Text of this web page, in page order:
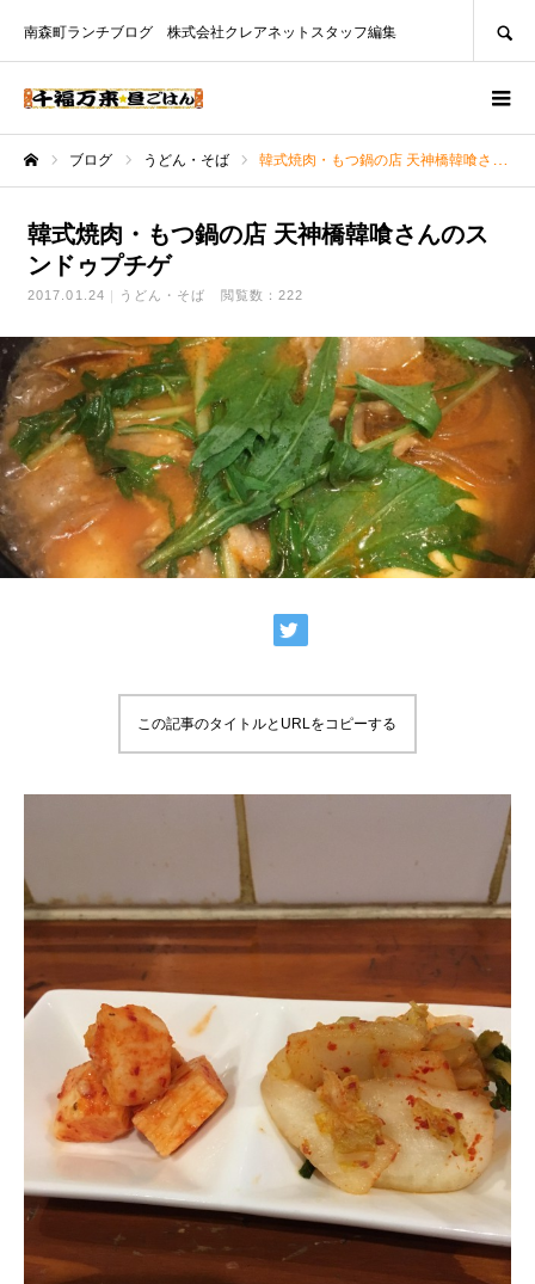
南森町ランチブログ 株式会社クレアネットスタッフ編集
ブログ うどん・そば 韓式焼肉・もつ鍋の店 天神橋韓喰さんのスンドゥプチゲ
韓式焼肉・もつ鍋の店 天神橋韓喰さんのス
ンドゥプチゲ
2017.01.24 うどん・そば 閲覧数：222
この記事のタイトルとURLをコピーする